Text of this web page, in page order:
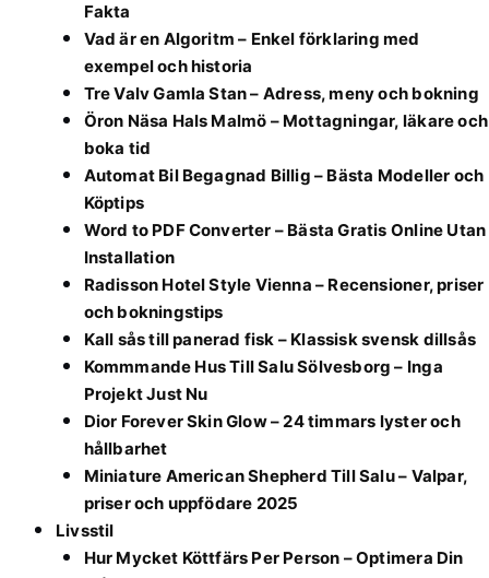
Fakta
Vad är en Algoritm – Enkel förklaring med
exempel och historia
Tre Valv Gamla Stan – Adress, meny och bokning
Öron Näsa Hals Malmö – Mottagningar, läkare och
boka tid
Automat Bil Begagnad Billig – Bästa Modeller och
Köptips
Word to PDF Converter – Bästa Gratis Online Utan
Installation
Radisson Hotel Style Vienna – Recensioner, priser
och bokningstips
Kall sås till panerad fisk – Klassisk svensk dillsås
Kommmande Hus Till Salu Sölvesborg – Inga
Projekt Just Nu
Dior Forever Skin Glow – 24 timmars lyster och
hållbarhet
Miniature American Shepherd Till Salu – Valpar,
priser och uppfödare 2025
Livsstil
Hur Mycket Köttfärs Per Person – Optimera Din